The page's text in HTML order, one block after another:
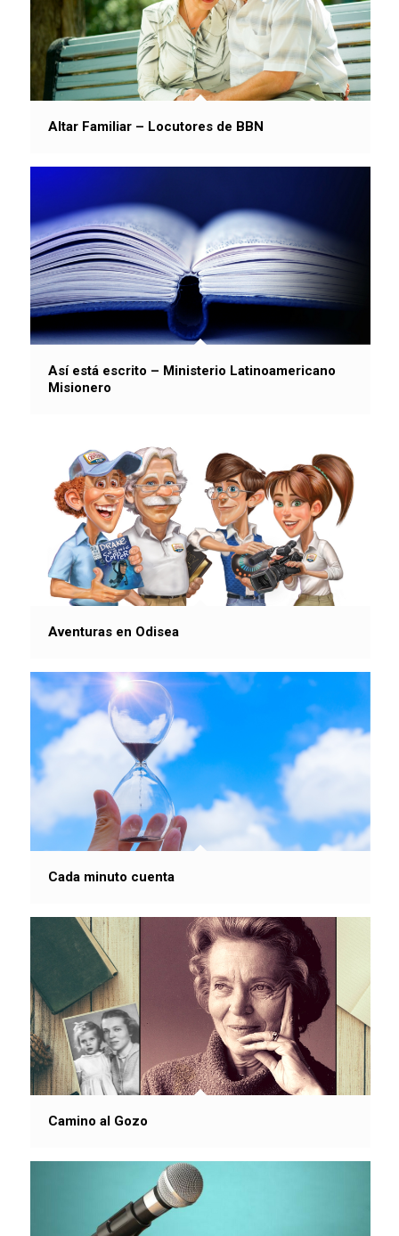
Altar Familiar – Locutores de BBN
Así está escrito – Ministerio Latinoamericano
Misionero
Aventuras en Odisea
Cada minuto cuenta
Camino al Gozo